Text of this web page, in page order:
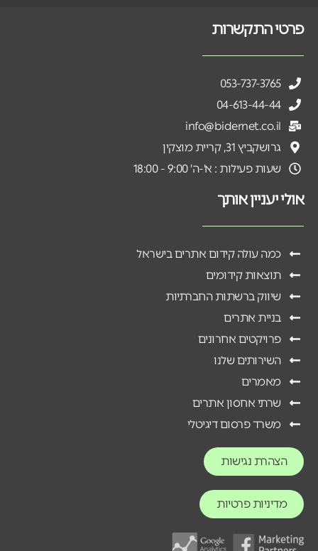
פרטי התקשרות
053-737-3765
04-613-44-44
info@bidernet.co.il
גרושקביץ 31, קריית מוצקין
שעות פעילות : א'-ה' 9:00 - 18:00
אולי יעניין אותך
כמה עולה קידום אתרים בישראל
תוצאות קידומים
שיווק ברשתות החברתיות
בניית אתרים
פרויקטים אחרונים
השירותים שלנו
מאמרים
שרתי אחסון אתרים
משרד פרסום דיגיטלי
הצהרת נגישות
מדיניות פרטיות